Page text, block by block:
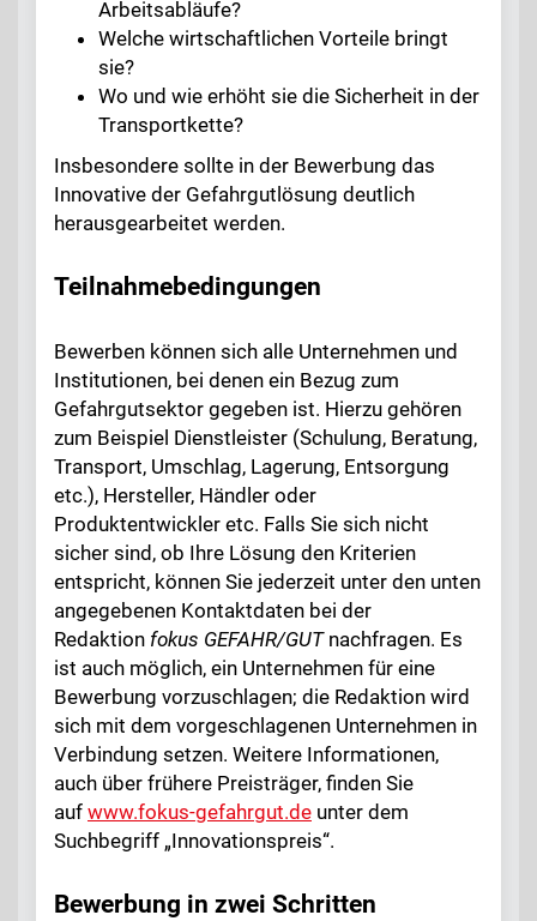
Arbeitsabläufe?
Welche wirtschaftlichen Vorteile bringt
sie?
Wo und wie erhöht sie die Sicherheit in der
Transportkette?
Insbesondere sollte in der Bewerbung das
Innovative der Gefahrgutlösung deutlich
herausgearbeitet werden.
Teilnahmebedingungen
Bewerben können sich alle Unternehmen und
Institutionen, bei denen ein Bezug zum
Gefahrgutsektor gegeben ist. Hierzu gehören
zum Beispiel Dienstleister (Schulung, Beratung,
Transport, Umschlag, Lagerung, Entsorgung
etc.), Hersteller, Händler oder
Produktentwickler etc. Falls Sie sich nicht
sicher sind, ob Ihre Lösung den Kriterien
entspricht, können Sie jederzeit unter den unten
angegebenen Kontaktdaten bei der
Redaktion fokus GEFAHR/GUTnachfragen. Es
ist auch möglich, ein Unternehmen für eine
Bewerbung vorzuschlagen; die Redaktion wird
sich mit dem vorgeschlagenen Unternehmen in
Verbindung setzen. Weitere Informationen,
auch über frühere Preisträger, finden Sie
auf www.fokus-gefahrgut.de unter dem
Suchbegriff „Innovationspreis“.
Bewerbung in zwei Schritten